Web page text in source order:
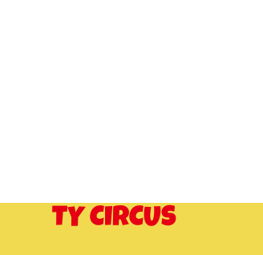
TY CIRCUS